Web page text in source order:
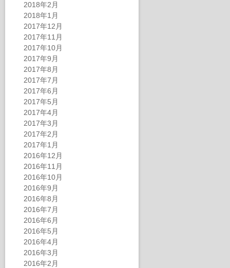
2018年2月
2018年1月
2017年12月
2017年11月
2017年10月
2017年9月
2017年8月
2017年7月
2017年6月
2017年5月
2017年4月
2017年3月
2017年2月
2017年1月
2016年12月
2016年11月
2016年10月
2016年9月
2016年8月
2016年7月
2016年6月
2016年5月
2016年4月
2016年3月
2016年2月